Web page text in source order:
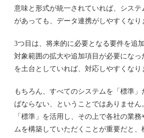
意味と形式が統一されていれば、システ
があっても、データ連携がしやすくなり
3つ目は、将来的に必要となる要件を追
対象範囲の拡大や追加項目が必要になっ
を土台としていれば、対応しやすくなり
もちろん、すべてのシステムを「標準
ばならない、ということではありませ
「標準」を活用し、その上で各社の業
ムを構築していただくことが重要だと、